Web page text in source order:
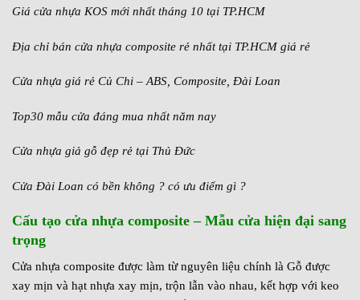
Giá cửa nhựa KOS mới nhất tháng 10 tại TP.HCM
Địa chỉ bán cửa nhựa composite rẻ nhất tại TP.HCM giá rẻ
Cửa nhựa giá rẻ Củ Chi – ABS, Composite, Đài Loan
Top30 mẫu cửa đáng mua nhất năm nay
Cửa nhựa giả gỗ đẹp rẻ tại Thủ Đức
Cửa Đài Loan có bền không ? có ưu điểm gì ?
Cấu tạo cửa nhựa composite – Mẫu cửa hiện đại sang
trọng
Cửa nhựa composite được làm từ nguyên liệu chính là Gỗ được
xay mịn và hạt nhựa xay mịn, trộn lẫn vào nhau, kết hợp với keo